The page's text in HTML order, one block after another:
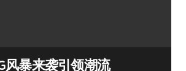
风暴来袭引领潮流